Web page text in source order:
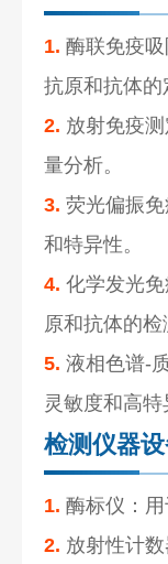
1. 酶联免疫
抗原和抗体的
2. 放射免疫
量分析。
3. 荧光偏振
和特异性。
4. 化学发光
原和抗体的检
5. 液相色谱-
灵敏度和高特
检测仪器
1. 酶标仪：用
2. 放射性计